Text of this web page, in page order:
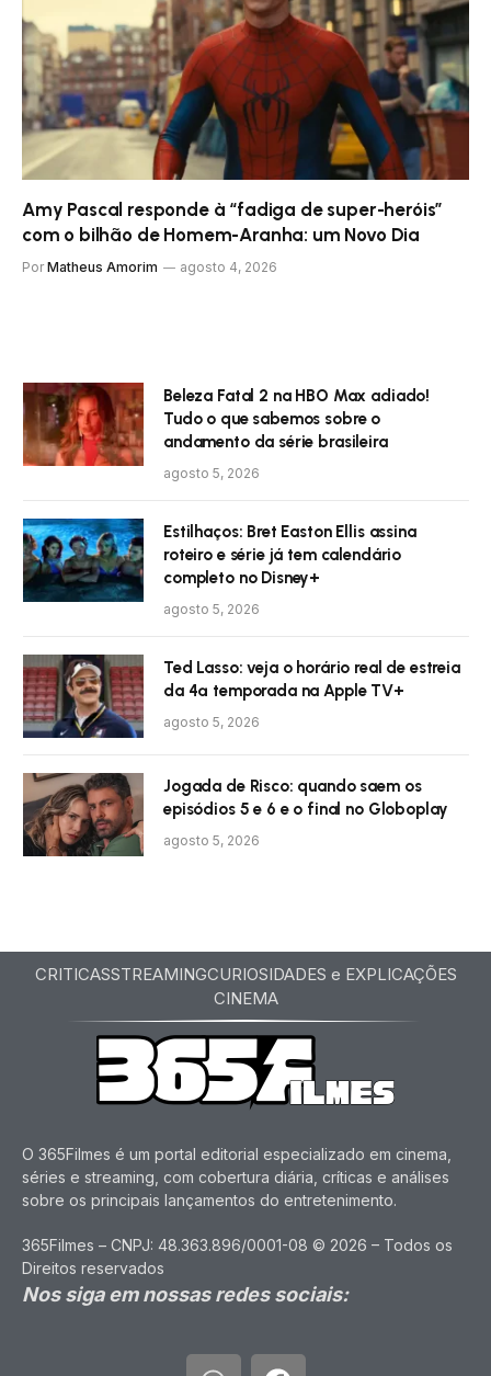
Amy Pascal responde à “fadiga de super-heróis”
com o bilhão de Homem-Aranha: um Novo Dia
Por Matheus Amorim agosto 4, 2026
Beleza Fatal 2 na HBO Max adiado!
Tudo o que sabemos sobre o
andamento da série brasileira
agosto 5, 2026
Estilhaços: Bret Easton Ellis assina
roteiro e série já tem calendário
completo no Disney+
agosto 5, 2026
Ted Lasso: veja o horário real de estreia
da 4ª temporada na Apple TV+
agosto 5, 2026
Jogada de Risco: quando saem os
episódios 5 e 6 e o final no Globoplay
agosto 5, 2026
CRITICASSTREAMINGCURIOSIDADES e EXPLICAÇÕES
CINEMA
O 365Filmes é um portal editorial especializado em cinema,
séries e streaming, com cobertura diária, críticas e análises
sobre os principais lançamentos do entretenimento.
365Filmes – CNPJ: 48.363.896/0001-08 © 2026 – Todos os
Direitos reservados
Nos siga em nossas redes sociais: